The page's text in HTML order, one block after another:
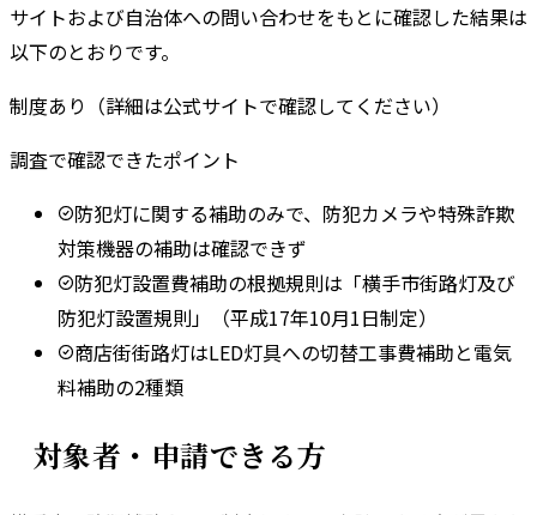
サイトおよび自治体への問い合わせをもとに確認した結果は
以下のとおりです。
制度あり（詳細は公式サイトで確認してください）
調査で確認できたポイント
防犯灯に関する補助のみで、防犯カメラや特殊詐欺
対策機器の補助は確認できず
防犯灯設置費補助の根拠規則は「横手市街路灯及び
防犯灯設置規則」（平成17年10月1日制定）
商店街街路灯はLED灯具への切替工事費補助と電気
料補助の2種類
対象者・申請できる方